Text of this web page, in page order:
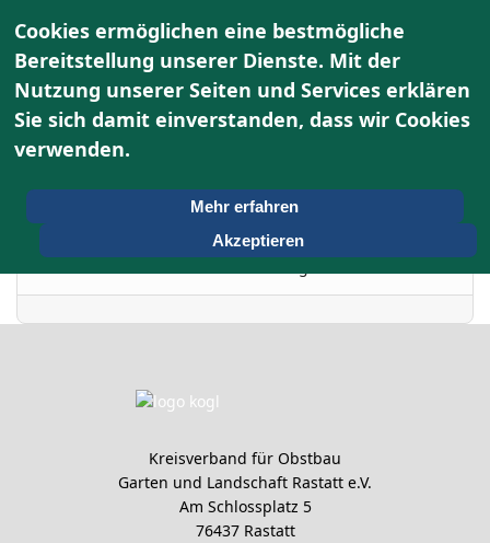
Terminkalender
Montag, 24. November
Kreisverband für Obstbau
Garten und Landschaft Rastatt e.V.
Am Schlossplatz 5
76437 Rastatt
Cookies ermöglichen eine bestmögliche
Bereitstellung unserer Dienste. Mit der
Nutzung unserer Seiten und Services erklären
Sie sich damit einverstanden, dass wir Cookies
verwenden.
Mehr erfahren
Akzeptieren